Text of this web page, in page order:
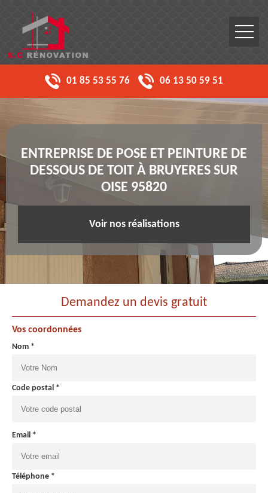
01 85 53 55 76 06 13 50 59 51
ENTREPRISE DE POSE ET PEINTURE DE
DESSOUS DE TOIT À BRUYERES SUR
OISE 95820
Voir nos réalisations
Demandez un devis gratuit
Vos coordonnées
Nom *
Code postal *
Email *
Téléphone *